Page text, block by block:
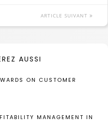
ARTICLE SUIVANT
AUSSI
ON CUSTOMER
MANAGEMENT IN